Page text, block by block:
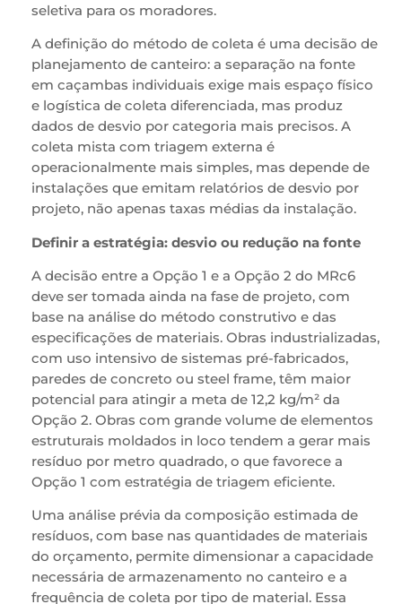
seletiva para os moradores.
A definição do método de coleta é uma decisão de
planejamento de canteiro: a separação na fonte
em caçambas individuais exige mais espaço físico
e logística de coleta diferenciada, mas produz
dados de desvio por categoria mais precisos. A
coleta mista com triagem externa é
operacionalmente mais simples, mas depende de
instalações que emitam relatórios de desvio por
projeto, não apenas taxas médias da instalação.
Definir a estratégia: desvio ou redução na fonte
A decisão entre a Opção 1 e a Opção 2 do MRc6
deve ser tomada ainda na fase de projeto, com
base na análise do método construtivo e das
especificações de materiais. Obras industrializadas,
com uso intensivo de sistemas pré-fabricados,
paredes de concreto ou steel frame, têm maior
potencial para atingir a meta de 12,2 kg/m² da
Opção 2. Obras com grande volume de elementos
estruturais moldados in loco tendem a gerar mais
resíduo por metro quadrado, o que favorece a
Opção 1 com estratégia de triagem eficiente.
Uma análise prévia da composição estimada de
resíduos, com base nas quantidades de materiais
do orçamento, permite dimensionar a capacidade
necessária de armazenamento no canteiro e a
frequência de coleta por tipo de material. Essa